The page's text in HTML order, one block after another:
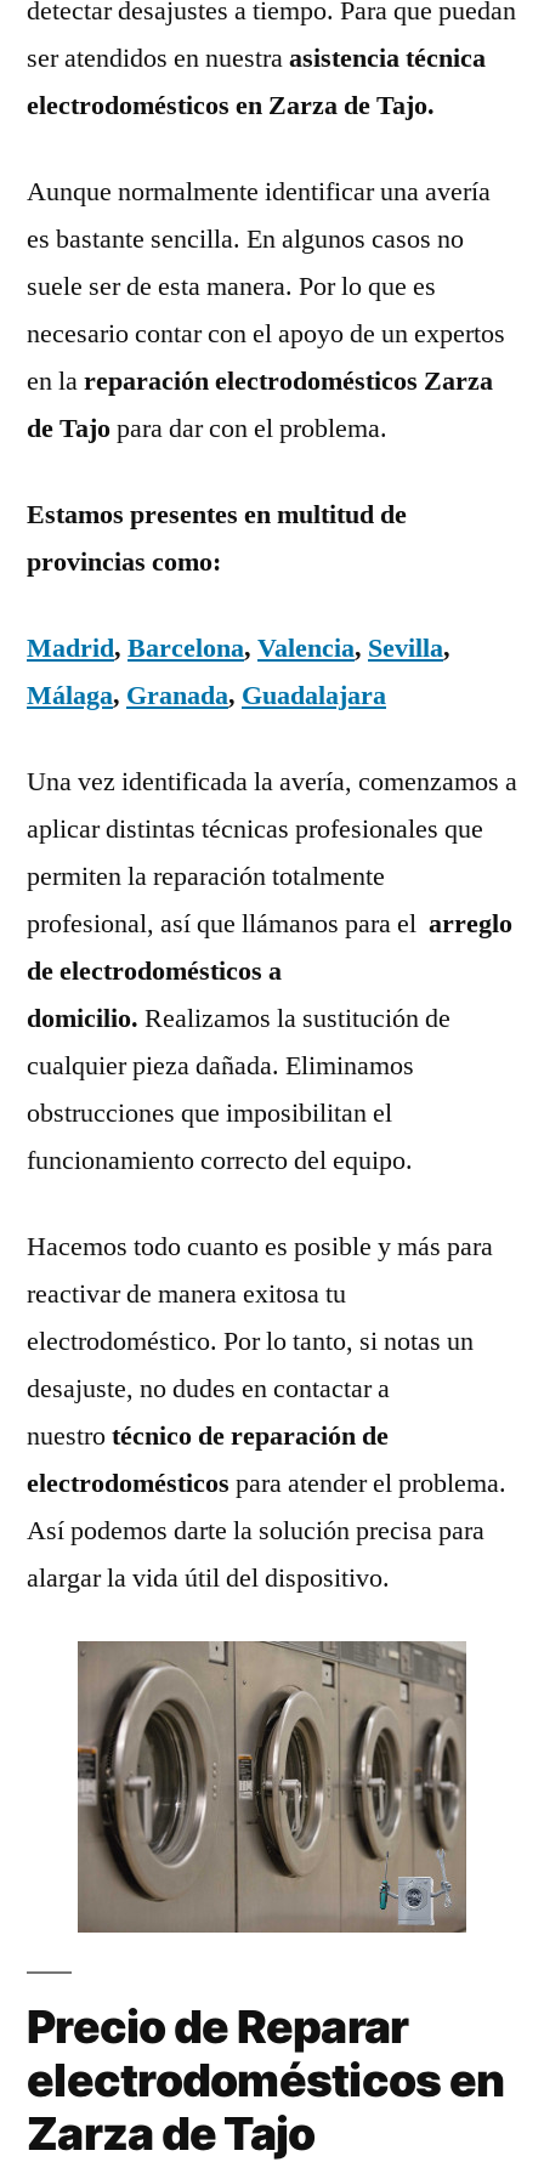
detectar desajustes a tiempo. Para que puedan
ser atendidos en nuestraasistencia técnica
electrodomésticos en Zarza de Tajo.
Aunque normalmente identificar una avería
es bastante sencilla. En algunos casos no
suele ser de esta manera. Por lo que es
necesario contar con el apoyo de un expertos
en lareparación electrodomésticos Zarza
de Tajopara dar con el problema.
Estamos presentes en multitud de
provincias como:
Madrid, Barcelona, Valencia, Sevilla,
Málaga, Granada, Guadalajara
Una vez identificada la avería, comenzamos a
aplicar distintas técnicas profesionales que
permiten la reparación totalmente
profesional, así que llámanos para el arreglo
de electrodomésticos a
domicilio. Realizamos la sustitución de
cualquier pieza dañada. Eliminamos
obstrucciones que imposibilitan el
funcionamiento correcto del equipo.
Hacemos todo cuanto es posible y más para
reactivar de manera exitosa tu
electrodoméstico. Por lo tanto, si notas un
desajuste, no dudes en contactar a
nuestrotécnico de reparación de
electrodomésticos para atender el problema.
Así podemos darte la solución precisa para
alargar la vida útil del dispositivo.
Precio de Reparar
electrodomésticos en
Zarza de Tajo